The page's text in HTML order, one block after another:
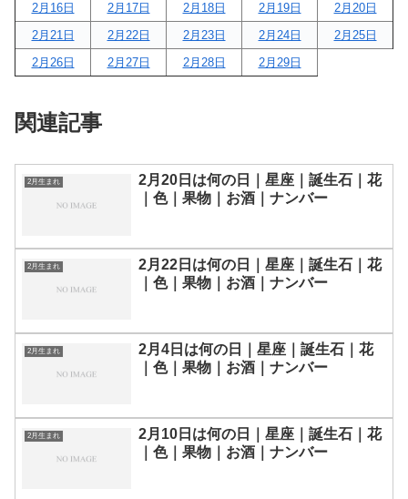
2月16日
2月17日 2月18日 2月19日
2月20日
2月21日
2月22日 2月23日 2月24日
2月25日
2月26日
2月27日 2月28日 2月29日
関連記事
2月生まれ
2月20日は何の日｜星座｜誕生石｜花
｜色｜果物｜お酒｜ナンバー
2月生まれ
2月22日は何の日｜星座｜誕生石｜花
｜色｜果物｜お酒｜ナンバー
2月生まれ
2月4日は何の日｜星座｜誕生石｜花
｜色｜果物｜お酒｜ナンバー
2月生まれ
2月10日は何の日｜星座｜誕生石｜花
｜色｜果物｜お酒｜ナンバー